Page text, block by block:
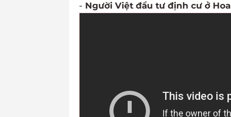
- Người Việt đầu tư định cư ở